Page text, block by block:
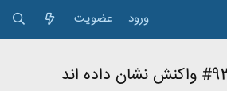
ورود عضویت